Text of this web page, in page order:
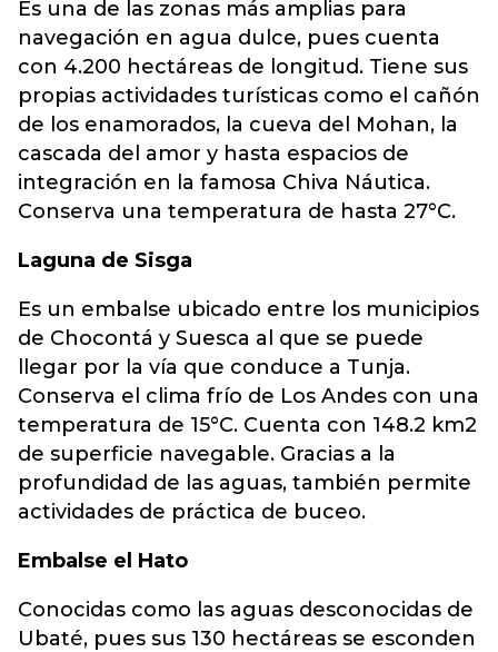
Es una de las zonas más amplias para
navegación en agua dulce, pues cuenta
con 4.200 hectáreas de longitud. Tiene sus
propias actividades turísticas como el cañón
de los enamorados, la cueva del Mohan, la
cascada del amor y hasta espacios de
integración en la famosa Chiva Náutica.
Conserva una temperatura de hasta 27°C.
Laguna de Sisga
Es un embalse ubicado entre los municipios
de Chocontá y Suesca al que se puede
llegar por la vía que conduce a Tunja.
Conserva el clima frío de Los Andes con una
temperatura de 15°C. Cuenta con 148.2 km2
de superficie navegable. Gracias a la
profundidad de las aguas, también permite
actividades de práctica de buceo.
Embalse el Hato
Conocidas como las aguas desconocidas de
Ubaté, pues sus 130 hectáreas se esconden